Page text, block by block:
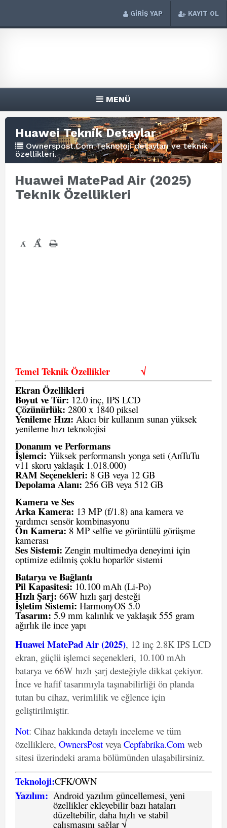
GİRİŞ YAP KAYIT OL
MENÜ
Huawei Teknik Detaylar
Ownerspost.Com Teknoloji detayları ve teknik
özellikleri.
Huawei MatePad Air (2025)
Teknik Özellikleri
- +
Temel Teknik Özellikler√
Ekran Özellikleri
Boyut ve Tür: 12.0 inç, IPS LCD
Çözünürlük: 2800 x 1840 piksel
Yenileme Hızı: Akıcı bir kullanım sunan yüksek
yenileme hızı teknolojisi
Donanım ve Performans
İşlemci: Yüksek performanslı yonga seti (AnTuTu
v11 skoru yaklaşık 1.018.000)
RAM Seçenekleri: 8 GB veya 12 GB
Depolama Alanı: 256 GB veya 512 GB
Kamera ve Ses
Arka Kamera: 13 MP (f/1.8) ana kamera ve
yardımcı sensör kombinasyonu
Ön Kamera: 8 MP selfie ve görüntülü görüşme
kamerası
Ses Sistemi: Zengin multimedya deneyimi için
optimize edilmiş çoklu hoparlör sistemi
Batarya ve Bağlantı
Pil Kapasitesi:10.100 mAh (Li-Po)
Hızlı Şarj: 66W hızlı şarj desteği
İşletim Sistemi: HarmonyOS 5.0
Tasarım: 5.9 mm kalınlık ve yaklaşık 555 gram
ağırlık ile ince yapı
Huawei MatePad Air (2025), 12 inç 2.8K IPS LCD
ekran, güçlü işlemci seçenekleri, 10.100 mAh
batarya ve 66W hızlı şarj desteğiyle dikkat çekiyor.
İnce ve hafif tasarımıyla taşınabilirliği ön planda
tutan bu cihaz, verimlilik ve eğlence için
geliştirilmiştir.
Not: Cihaz hakkında detaylı inceleme ve tüm
özelliklere, OwnersPost veya Cepfabrika.Com web
sitesi üzerindeki arama bölümünden ulaşabilirsiniz.
Teknoloji:CFK/OWN
Yazılım: Android yazılım güncellemesi, yeni
özellikler ekleyebilir bazı hataları
düzeltebilir, daha hızlı ve stabil
çalışmasını sağlar √